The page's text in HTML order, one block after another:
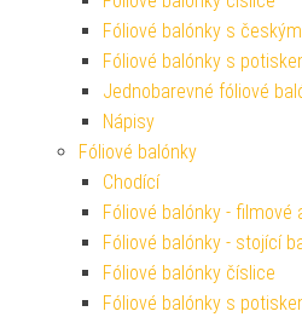
Fóliové balónky s
Fóliové balónky s
Jednobarevné fóliové
Nápisy
Fóliové balónky
Chodící
Fóliové balónky -
Fóliové balónky - stojící
Fóliové balónky číslice
Fóliové balónky s